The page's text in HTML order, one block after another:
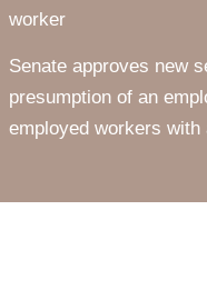
worker
Senate approves new
presumption of an
employed workers with